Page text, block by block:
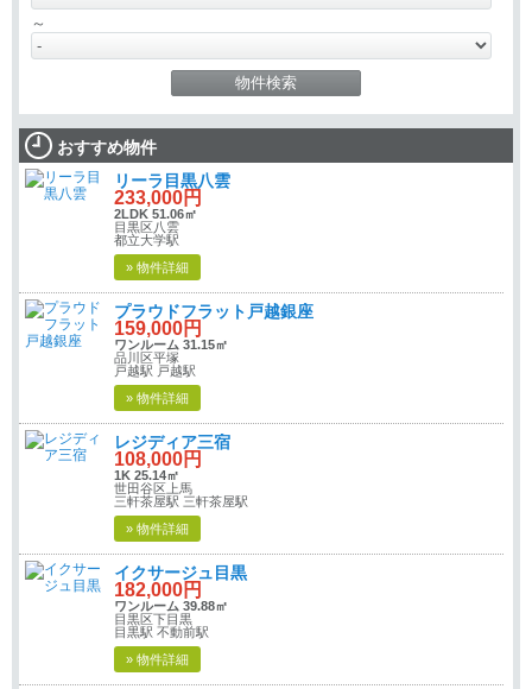
～
おすすめ物件
リーラ目黒八雲
233,000円
2LDK 51.06㎡
目黒区八雲
都立大学駅
» 物件詳細
プラウドフラット戸越銀座
159,000円
ワンルーム 31.15㎡
品川区平塚
戸越駅 戸越駅
» 物件詳細
レジディア三宿
108,000円
1K 25.14㎡
世田谷区上馬
三軒茶屋駅 三軒茶屋駅
» 物件詳細
イクサージュ目黒
182,000円
ワンルーム 39.88㎡
目黒区下目黒
目黒駅 不動前駅
» 物件詳細